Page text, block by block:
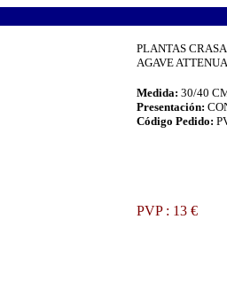
PLANTAS
AGAVE
Medida: 30/40
Presentación:
Código Pedido:
PVP : 13 €